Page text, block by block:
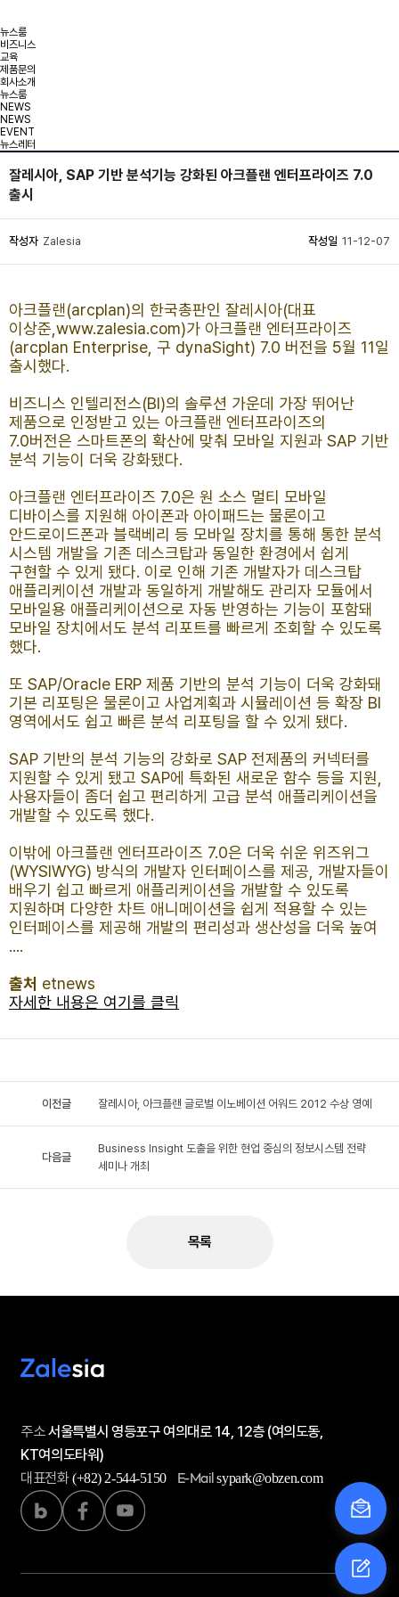
뉴스룸
비즈니스
교육
제품문의
회사소개
뉴스룸
NEWS
NEWS
EVENT
뉴스레터
잘레시아, SAP 기반 분석기능 강화된 아크플랜 엔터프라이즈 7.0
출시
작성자 Zalesia 작성일 11-12-07
아크플랜(arcplan)의 한국총판인 잘레시아(대표
이상준,www.zalesia.com)가 아크플랜 엔터프라이즈
(arcplan Enterprise, 구 dynaSight) 7.0 버전을 5월 11일
출시했다.
비즈니스 인텔리전스(BI)의 솔루션 가운데 가장 뛰어난
제품으로 인정받고 있는 아크플랜 엔터프라이즈의
7.0버전은 스마트폰의 확산에 맞춰 모바일 지원과 SAP 기반
분석 기능이 더욱 강화됐다.
아크플랜 엔터프라이즈 7.0은 원 소스 멀티 모바일
디바이스를 지원해 아이폰과 아이패드는 물론이고
안드로이드폰과 블랙베리 등 모바일 장치를 통해 통한 분석
시스템 개발을 기존 데스크탑과 동일한 환경에서 쉽게
구현할 수 있게 됐다. 이로 인해 기존 개발자가 데스크탑
애플리케이션 개발과 동일하게 개발해도 관리자 모듈에서
모바일용 애플리케이션으로 자동 반영하는 기능이 포함돼
모바일 장치에서도 분석 리포트를 빠르게 조회할 수 있도록
했다.
또 SAP/Oracle ERP 제품 기반의 분석 기능이 더욱 강화돼
기본 리포팅은 물론이고 사업계획과 시뮬레이션 등 확장 BI
영역에서도 쉽고 빠른 분석 리포팅을 할 수 있게 됐다.
SAP 기반의 분석 기능의 강화로 SAP 전제품의 커넥터를
지원할 수 있게 됐고 SAP에 특화된 새로운 함수 등을 지원,
사용자들이 좀더 쉽고 편리하게 고급 분석 애플리케이션을
개발할 수 있도록 했다.
이밖에 아크플랜 엔터프라이즈 7.0은 더욱 쉬운 위즈위그
(WYSIWYG) 방식의 개발자 인터페이스를 제공, 개발자들이
배우기 쉽고 빠르게 애플리케이션을 개발할 수 있도록
지원하며 다양한 차트 애니메이션을 쉽게 적용할 수 있는
인터페이스를 제공해 개발의 편리성과 생산성을 더욱 높여
....
출처 etnews
자세한 내용은 여기를 클릭
이전글 잘레시아, 아크플랜 글로벌 이노베이션 어워드 2012 수상 영예
다음글
Business Insight 도출을 위한 현업 중심의 정보시스템 전략
세미나 개최
목록
주소서울특별시 영등포구 여의대로 14, 12층 (여의도동,
KT여의도타워)
대표전화(+82) 2-544-5150 E-Mailsypark@obzen.com